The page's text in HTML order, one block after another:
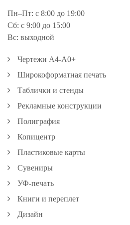
Пн–Пт: с 8:00 до 19:00
Сб: с 9:00 до 15:00
Вс: выходной
Чертежи А4-А0+
Широкоформатная печать
Таблички и стенды
Рекламные конструкции
Полиграфия
Копицентр
Пластиковые карты
Сувениры
УФ-печать
Книги и переплет
Дизайн